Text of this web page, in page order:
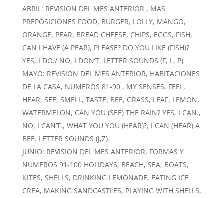
ABRIL: REVISION DEL MES ANTERIOR , MAS
PREPOSICIONES FOOD, BURGER, LOLLY, MANGO,
ORANGE, PEAR, BREAD CHEESE, CHIPS, EGGS, FISH,
CAN I HAVE (A PEAR), PLEASE? DO YOU LIKE (FISH)?
YES, I DO./ NO, I DON’T. LETTER SOUNDS (F, L, P)
MAYO: REVISION DEL MES ANTERIOR, HABITACIONES
DE LA CASA, NUMEROS 81-90 , MY SENSES, FEEL,
HEAR, SEE, SMELL, TASTE, BEE, GRASS, LEAF, LEMON,
WATERMELON, CAN YOU (SEE) THE RAIN? YES, I CAN.,
NO, I CAN’T., WHAT YOU YOU (HEAR)?, I CAN (HEAR) A
BEE. LETTER SOUNDS (J,Z).
JUNIO: REVISION DEL MES ANTERIOR, FORMAS Y
NUMEROS 91-100 HOLIDAYS, BEACH, SEA, BOATS,
KITES, SHELLS, DRINKING LEMONADE, EATING ICE
CREA, MAKING SANDCASTLES, PLAYING WITH SHELLS,